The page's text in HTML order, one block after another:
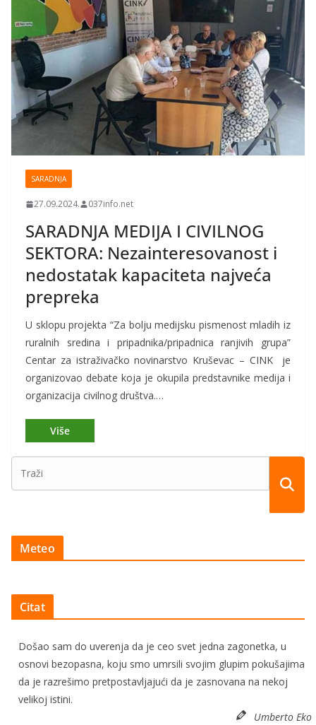
SARADNJA
27.09.2024. 037info.net
SARADNJA MEDIJA I CIVILNOG
SEKTORA: Nezainteresovanost i
nedostatak kapaciteta najveća
prepreka
U sklopu projekta “Za bolju medijsku pismenost mladih iz
ruralnih sredina i pripadnika/pripadnica ranjivih grupa”
Centar za istraživačko novinarstvo Kruševac – CINK je
organizovao debate koja je okupila predstavnike medija i
organizacija civilnog društva.…
Meteo
Citat
Došao sam do uverenja da je ceo svet jedna zagonetka, u
osnovi bezopasna, koju smo umrsili svojim glupim pokušajima
da je razrešimo pretpostavljajući da je zasnovana na nekoj
velikoj istini.
Umberto Eko